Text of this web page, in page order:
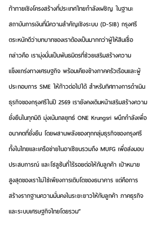
ท้าทายเชิงโครงสร้างที่ประเทศไทยกำลังเผชิญ ในฐานะ
สถาบันการเงินที่มีความสำคัญเชิงระบบ (D-SIB) กรุงศรี
ตระหนักดีว่าบทบาทของเราต้องเป็นมากกว่าผู้ให้สินเชื่อ
กล่าวคือ เรามุ่งมั่นเป็นพันธมิตรที่ช่วยเสริมสร้างความ
แข็งแกร่งทางเศรษฐกิจ พร้อมเคียงข้างภาคครัวเรือนและผู้
ประกอบการ SME ให้ก้าวต่อไปได้ สำหรับทิศทางการดำเนิน
ธุรกิจของกรุงศรีในปี 2569 เรายังคงเดินหน้าเสริมสร้างความ
ยั่งยืนในทุกมิติ มุ่งเน้นกลยุทธ์ ONE Krungsri ผนึกกำลังเพื่อ
อนาคตที่ยั่งยืน โดยผสานพลังของทุกกลุ่มธุรกิจของกรุงศรี
ทั้งในไทยและเครือข่ายในอาเซียนรวมถึง MUFG เพื่อส่งมอบ
ประสบการณ์ และโซลูชันที่ไร้รอยต่อให้กับลูกค้า เป้าหมาย
สูงสุดของเราไม่ใช่เพียงการเติบโตของธนาคาร แต่คือการ
สร้างรากฐานความมั่นคงในระยะยาวให้กับลูกค้า ภาคธุรกิจ
และระบบเศรษฐกิจไทยโดยรวม”